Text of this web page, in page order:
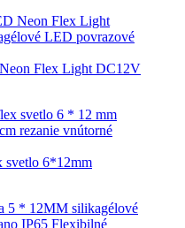
Flex Light DC12V
svetlo 6*12mm